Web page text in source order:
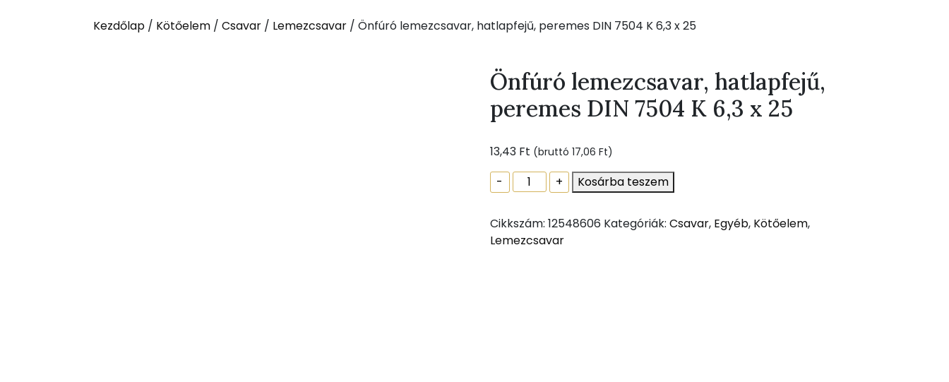
Kezdőlap / Kötőelem / Csavar / Lemezcsavar / Önfúró lemezcsavar, hatlapfejű, peremes DIN 7504 K 6,3 x 25
Önfúró lemezcsavar, hatlapfejű,
peremes DIN 7504 K 6,3 x 25
13,43 Ft (bruttó 17,06 Ft)
-
Önfúró
lemezcsavar,
peremes
DIN
+ Kosárba teszem
Cikkszám: 12548606 Kategóriák: Csavar, Egyéb, Kötőelem,
Lemezcsavar